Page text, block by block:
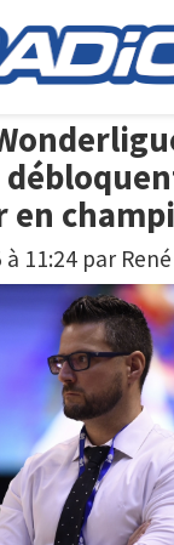
en
11:24 par